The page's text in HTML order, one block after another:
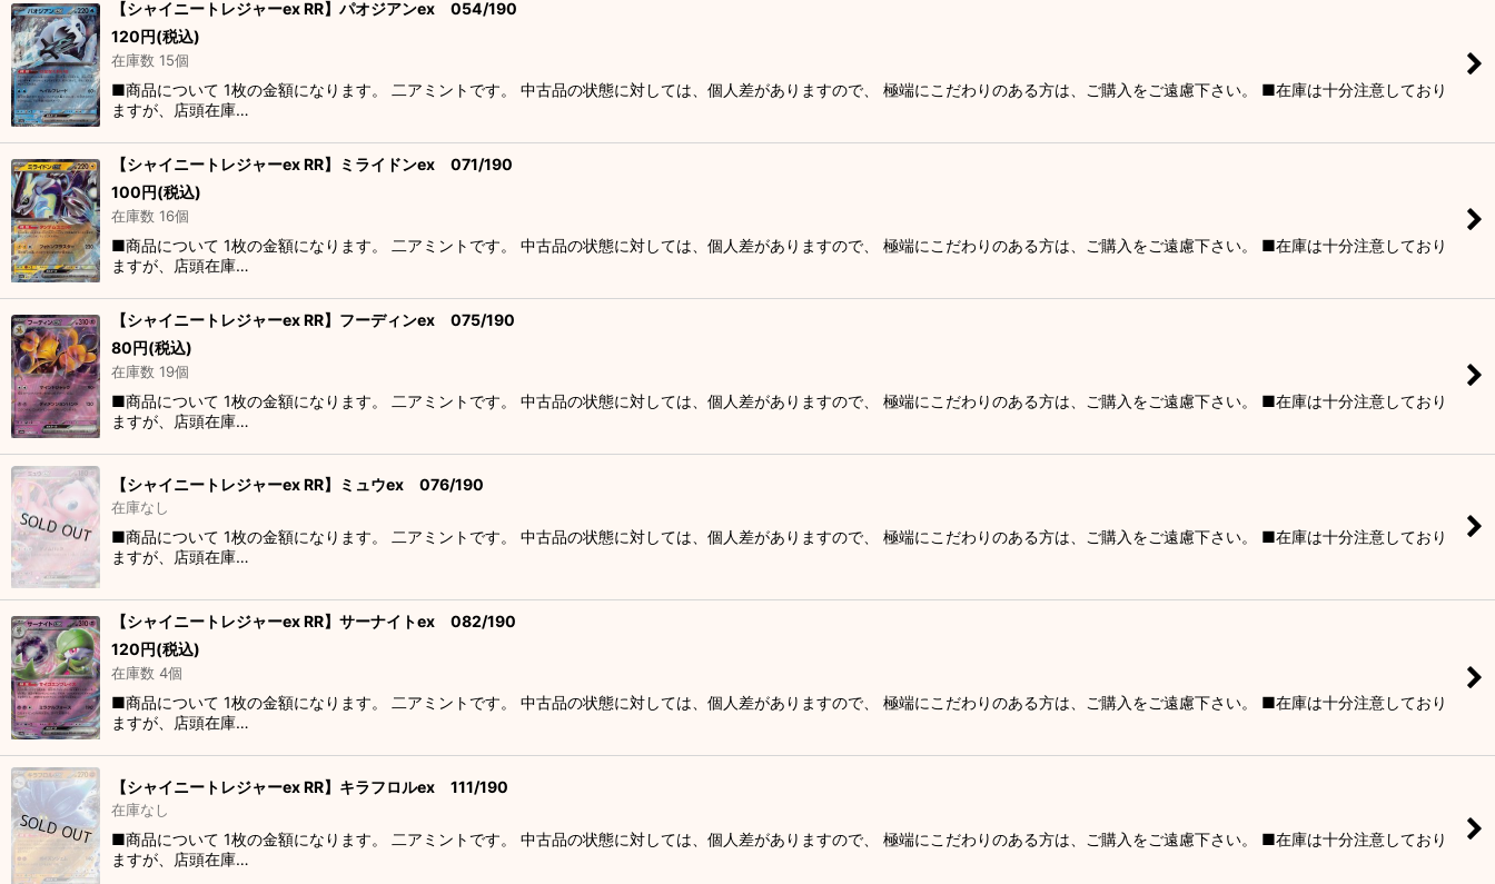
【シャイニートレジャーex RR】パオジアンex 054/190
120円(税込)
在庫数 15個
■商品について 1枚の金額になります。 二アミントです。 中古品の状態に対しては、個人差がありますので、 極端にこだわりのある方は、ご購入をご遠慮下さい。 ■在庫は十分注意しており
ますが、店頭在庫…
【シャイニートレジャーex RR】ミライドンex 071/190
100円(税込)
在庫数 16個
■商品について 1枚の金額になります。 二アミントです。 中古品の状態に対しては、個人差がありますので、 極端にこだわりのある方は、ご購入をご遠慮下さい。 ■在庫は十分注意しており
ますが、店頭在庫…
【シャイニートレジャーex RR】フーディンex 075/190
80円(税込)
在庫数 19個
■商品について 1枚の金額になります。 二アミントです。 中古品の状態に対しては、個人差がありますので、 極端にこだわりのある方は、ご購入をご遠慮下さい。 ■在庫は十分注意しており
ますが、店頭在庫…
【シャイニートレジャーex RR】ミュウex 076/190
在庫なし
■商品について 1枚の金額になります。 二アミントです。 中古品の状態に対しては、個人差がありますので、 極端にこだわりのある方は、ご購入をご遠慮下さい。 ■在庫は十分注意しており
ますが、店頭在庫…
【シャイニートレジャーex RR】サーナイトex 082/190
120円(税込)
在庫数 4個
■商品について 1枚の金額になります。 二アミントです。 中古品の状態に対しては、個人差がありますので、 極端にこだわりのある方は、ご購入をご遠慮下さい。 ■在庫は十分注意しており
ますが、店頭在庫…
【シャイニートレジャーex RR】キラフロルex 111/190
在庫なし
■商品について 1枚の金額になります。 二アミントです。 中古品の状態に対しては、個人差がありますので、 極端にこだわりのある方は、ご購入をご遠慮下さい。 ■在庫は十分注意しており
ますが、店頭在庫…